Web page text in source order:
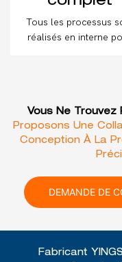
Tous les processus
réalisés en interne
Vous Ne Trouvez
Proposons Une
Conception À La
DEMANDE DE
Fabricant